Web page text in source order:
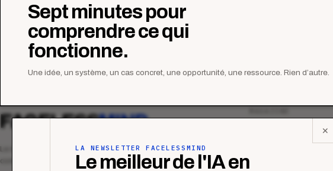
Sept minutes pour
comprendre ce qui
fonctionne.
Une idée, un système, un cas concret, une opportunité, une ressource. Rien d’autre.
✕
LA NEWSLETTER FACELESSMIND
Le meilleur de l'IA en
FACELESSMIND
Le média qui mesurent la performance
commerciale des organismes de formation.